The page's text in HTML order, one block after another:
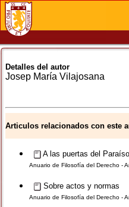
Detalles del autor
Josep María Vilajosana
Articulos relacionados con este
A las puertas del
Anuario de Filosofía del Derecho -
Sobre actos y normas
Anuario de Filosofía del Derecho -